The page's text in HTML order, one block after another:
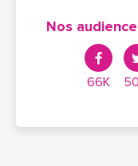
Nos
66K